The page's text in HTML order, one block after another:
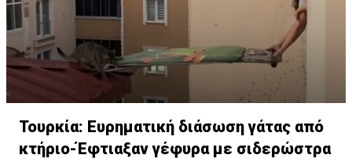
Τουρκία: Ευρηματική διάσωση γάτας από
κτήριο-Έφτιαξαν γέφυρα με σιδερώστρα